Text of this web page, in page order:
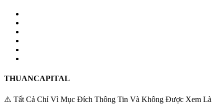
THUANCAPITAL
⚠️ Tất Cả Chỉ Vì Mục Đích Thông Tin Và Không Được Xem Là